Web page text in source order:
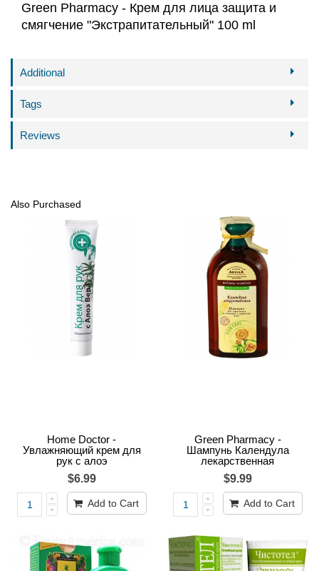
Green Pharmacy - Крем для лица защита и
смягчение "Экстрапитательный" 100 ml
Additional
Tags
Reviews
Also Purchased
Home Doctor -
Увлажняющий крем для
рук с алоэ
$6.99
Add to Cart
Green Pharmacy -
Шампунь Календула
лекарственная
$9.99
Add to Cart